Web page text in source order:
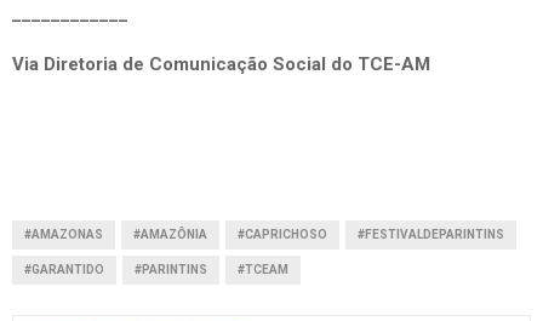
Via Diretoria de Comunicação Social do TCE-AM
#AMAZONAS #AMAZÔNIA #CAPRICHOSO #FESTIVALDEPARINTINS
#GARANTIDO #PARINTINS #TCEAM